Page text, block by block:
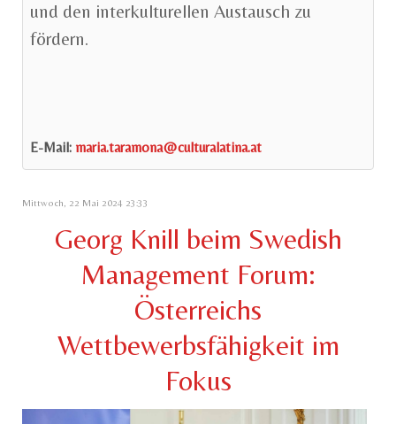
und den interkulturellen Austausch zu
fördern.
E-Mail: maria.taramona@culturalatina.at
Mittwoch, 22 Mai 2024 23:33
Georg Knill beim Swedish
Management Forum:
Österreichs
Wettbewerbsfähigkeit im
Fokus